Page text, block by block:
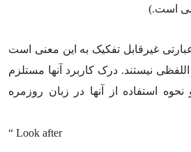
است.)
غیرقابل تفکیک به این معنی است
نیستند. درک کاربرد آنها مستلزم
نحوه استفاده از آنها در زبان روزمره
“ Look after